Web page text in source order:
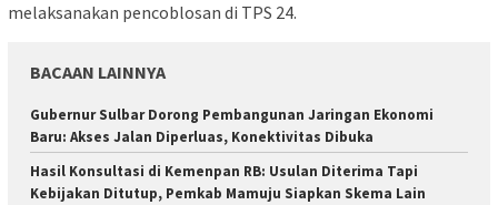
melaksanakan pencoblosan di TPS 24.
BACAAN LAINNYA
Gubernur Sulbar Dorong Pembangunan Jaringan Ekonomi
Baru: Akses Jalan Diperluas, Konektivitas Dibuka
Hasil Konsultasi di Kemenpan RB: Usulan Diterima Tapi
Kebijakan Ditutup, Pemkab Mamuju Siapkan Skema Lain